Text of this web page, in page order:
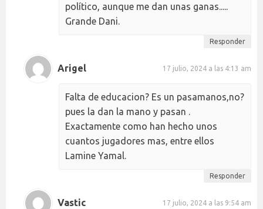
político, aunque me dan unas ganas.....
Grande Dani.
Responder
Arigel 17 julio, 2024 a las 4:13 am
Falta de educacion? Es un pasamanos,no?
pues la dan la mano y pasan .
Exactamente como han hecho unos
cuantos jugadores mas, entre ellos
Lamine Yamal.
Responder
Vastic 17 julio, 2024 a las 9:54 am